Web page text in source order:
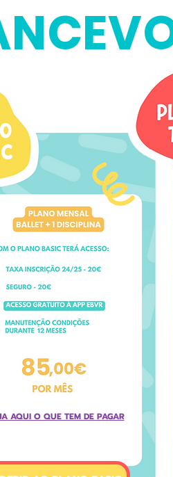
AQUI O QUE TEM DE PAGAR